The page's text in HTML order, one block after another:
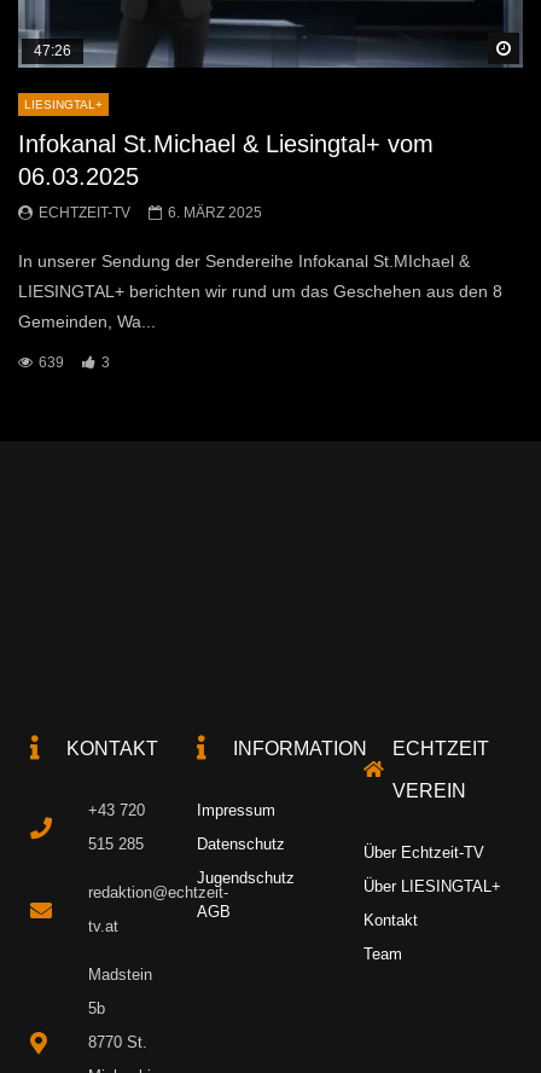
47:26
LIESINGTAL+
Infokanal St.Michael & Liesingtal+ vom
06.03.2025
ECHTZEIT-TV 6. MÄRZ 2025
In unserer Sendung der Sendereihe Infokanal St.MIchael &
LIESINGTAL+ berichten wir rund um das Geschehen aus den 8
Gemeinden, Wa...
639 3
KONTAKT
+43 720
515 285
redaktion@echtzeit-
tv.at
Madstein
5b
8770 St.
INFORMATION
Impressum
Datenschutz
Jugendschutz
AGB
ECHTZEIT
VEREIN
Über Echtzeit-TV
Über LIESINGTAL+
Kontakt
Team